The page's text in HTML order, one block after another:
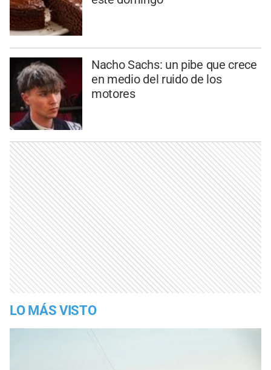
Nacho Sachs: un pibe que crece
en medio del ruido de los
motores
LO MÁS VISTO